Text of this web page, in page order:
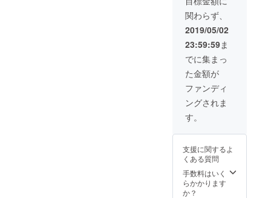
りさせ
ていた
だきま
す！ ◎
日本全
国どこ
へでも
伺いま
すが、
スズキ
サアヤ
交通
泊費は
＜実費
＞にて
お願い
してお
関わらず、
2019/05/02
23:59:59ま
でに集まっ
た金額が
ファンディ
ングされま
す。
支援に関するよ
くある質問
手数料はいく
らかかります
か？